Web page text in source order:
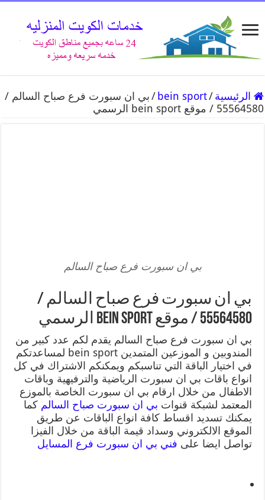
الرئيسية /
bein sport
/بي ان سبورت فرع صباح السالم /
55564580 / موقع bein sport الرسمي
بي ان سبورت فرع صباح السالم
بي ان سبورت فرع صباح السالم /
55564580 / موقع bein sport الرسمي
بي ان سبورت فرع صباح السالم يقدم لكم عدد كبير من
المندوبين و الموزعين المتمدين bein sport لمساعدتكم
في اختيار الباقة التي تناسبكم ويمكنكم الاشتراك في كل
انواع باقات بي ان سبورت الرياضية والترفيهية وباقات
الاطفال من خلال ارقام بي ان سبورت الخاصة بالموزع
المعتمد لشبكة قنوات بي ان سبورت صباح السالم كما
يمكنك تسديد اقساط كافة انواع الباقات عن طريق
الموقع الالكتروني وسداد قيمة الباقة من خلال الفيزا
تواصل ايضا على فني بي ان سبورت فرع المسايل